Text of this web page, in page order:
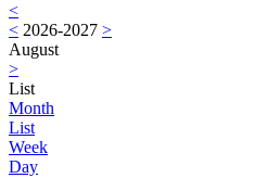
<
< 2026-2027 >
August
>
List
Month
List
Week
Day